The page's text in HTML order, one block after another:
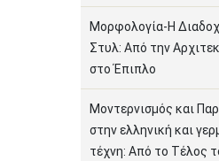
Μορφολογία-Η
Στυλ: Από την
στο Έπιπλο
Μοντερνισμός και
στην ελληνική και
τέχνη: Από το Τέλος